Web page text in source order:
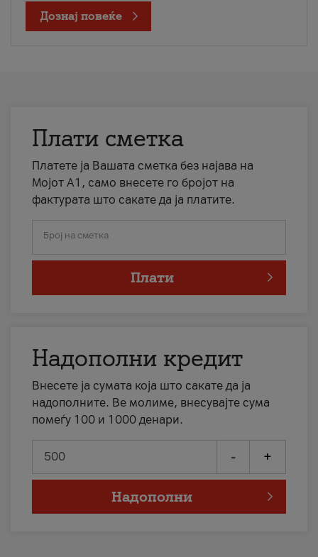
Дознај повеќе
Плати сметка
Платете ја Вашата сметка без најава на
Мојот А1, само внесете го бројот на
фактурата што сакате да ја платите.
Број на сметка
Плати
Надополни кредит
Внесете ја сумата која што сакате да ја
надополните. Ве молиме, внесувајте сума
помеѓу 100 и 1000 денари.
- +
Надополни